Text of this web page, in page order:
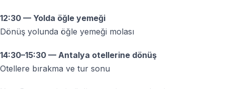
12:30 — Yolda öğle yemeği
Dönüş yolunda öğle yemeği molası
14:30–15:30 — Antalya otellerine dönüş
Otellere bırakma ve tur sonu